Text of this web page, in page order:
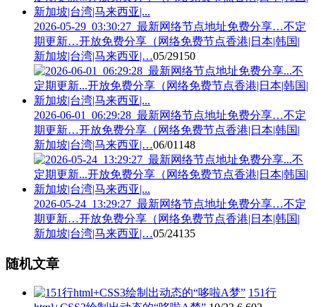
2026-05-29_03:30:27_最新网络节点地址免费分享…不定
期更新…开放免费分享（网络免费节点香港|日本|韩国|
新加坡|台湾|马来西亚|…05/29150
2026-06-01_06:29:28_最新网络节点地址免费分享…不定
期更新…开放免费分享（网络免费节点香港|日本|韩国|
新加坡|台湾|马来西亚|…06/01 148
2026-05-24_13:29:27_最新网络节点地址免费分享…不定
期更新…开放免费分享（网络免费节点香港|日本|韩国|
新加坡|台湾|马来西亚|…05/24135
随机文章
151行